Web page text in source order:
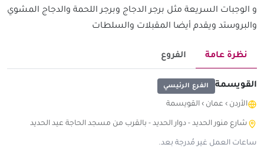
و الوجبات السريعة مثل برجر الدجاج وبرجر اللحمة والدجاج المشوي
والبروستد ويقدم أيضا المقبلات والسلطات
نظرة عامة الفروع
القويسمة الفرع الرئيسي
الأردن › عمان › القويسمة
شارع منور الحديد - دوار الحديد - بالقرب من مسجد الحاجة عيد الحديد
ساعات العمل غير مُدرجة بعد.